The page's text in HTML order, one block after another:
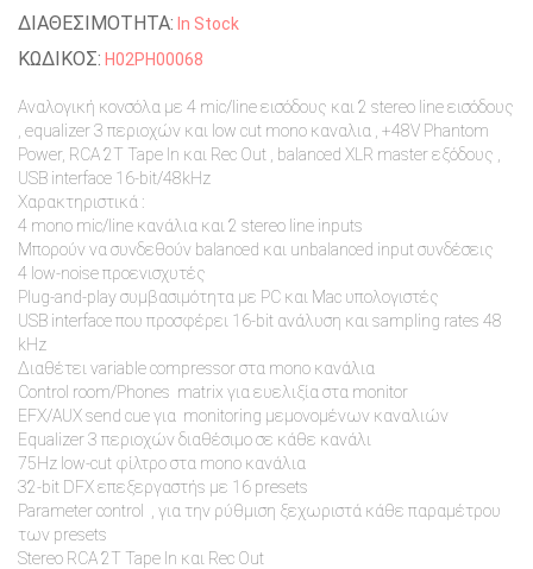
ΔΙΑΘΕΣΙΜΟΤΗΤΑ: In Stock
ΚΩΔΙΚΟΣ: H02PH00068
Αναλογική κονσόλα με 4 mic/line εισόδους και 2 stereo line εισόδους
, equalizer 3 περιοχών και low cut mono καναλια , +48V Phantom
Power, RCA 2T Tape In και Rec Out , balanced XLR master εξόδους ,
USB interface 16-bit/48kHz
Xαρακτηριστικά :
4 mono mic/line κανάλια και 2 stereo line inputs
Mπορούν να συνδεθούν balanced και unbalanced input συνδέσεις
4 low-noise προενισχυτές
Plug-and-play συμβασιμότητα με PC και Mac υπολογιστές
USB interface που προσφέρει 16-bit ανάλυση και sampling rates 48
kHz
Διαθέτει variable compressor στα mono κανάλια
Control room/Phones matrix για ευελιξία στα monitor
EFX/AUX send cue για monitoring μεμονομένων καναλιών
Equalizer 3 περιοχών διαθέσιμο σε κάθε κανάλι
75Hz low-cut φίλτρο στα mono κανάλια
32-bit DFX επεξεργαστήs με 16 presets
Parameter control , για την ρύθμιση ξεχωριστά κάθε παραμέτρου
των presets
Stereo RCA 2T Tape In και Rec Out